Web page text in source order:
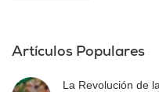
Artículos Populares
La Revolución de